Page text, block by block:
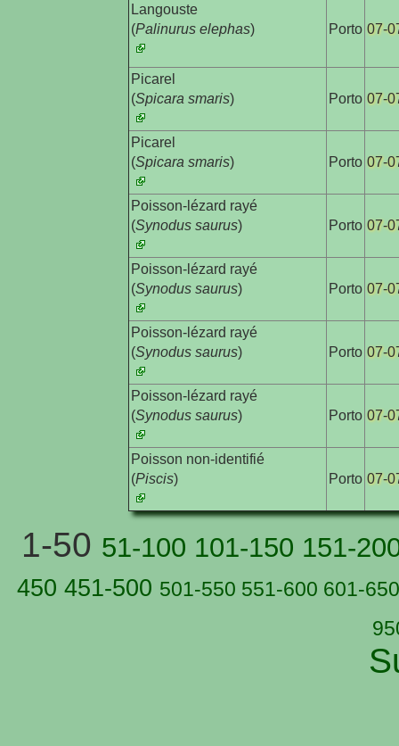
Langouste
(Palinurus elephas) Porto 07-
Picarel
(Spicara smaris) Porto 07-
Picarel
(Spicara smaris) Porto 07-
Poisson-lézard rayé
(Synodus saurus) Porto 07-
Poisson-lézard rayé
(Synodus saurus) Porto 07-
Poisson-lézard rayé
(Synodus saurus) Porto 07-
Poisson-lézard rayé
(Synodus saurus) Porto 07-
Poisson non-identifié
(Piscis) Porto 07-
1-50 51-100 101-150 151-
450 451-500 501-550 551-600 601-